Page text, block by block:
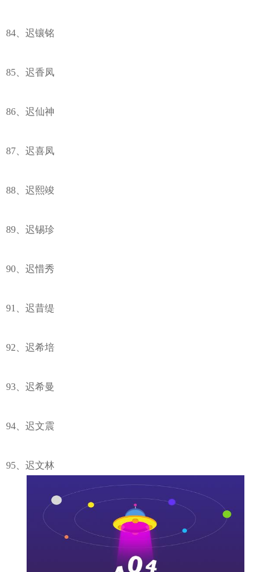
84、迟镶铭
85、迟香凤
86、迟仙神
87、迟喜凤
88、迟熙竣
89、迟锡珍
90、迟惜秀
91、迟昔缇
92、迟希培
93、迟希曼
94、迟文震
95、迟文林